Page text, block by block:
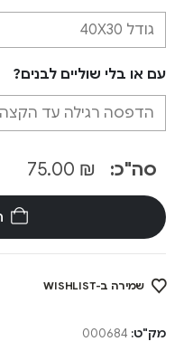
עם או בלי שוליים לבנים?
סה"כ: ₪
שמירה ב-WISHLIST
מק"ט: 000684